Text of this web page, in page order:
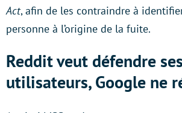
Act, afin de les contraindre à
personne à l’origine de la fuite.
Reddit veut défendre ses
utilisateurs, Google ne